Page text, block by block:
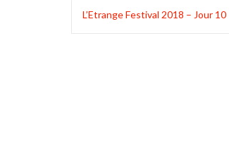
L’Etrange Festival 2018 – Jour 10